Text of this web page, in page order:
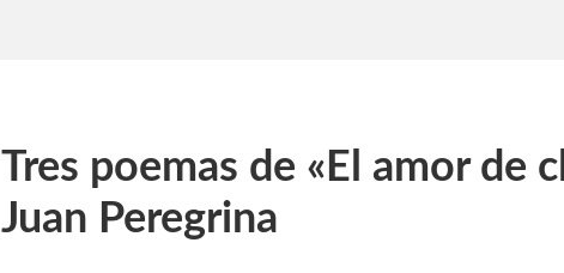
Tres poemas de «El amor de
Juan Peregrina